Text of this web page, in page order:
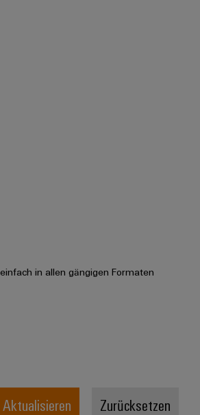
in allen gängigen Formaten
Zurücksetzen
Aktualisieren